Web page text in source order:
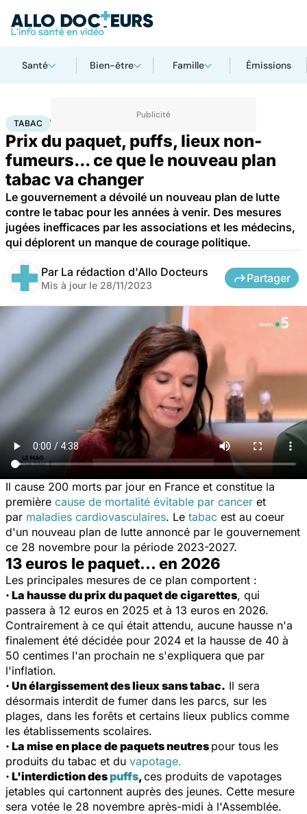
Santé Bien-être Famille Émissions
AccueilSanté Drogues et addictions
TABAC
Prix du paquet, puffs, lieux non-
fumeurs... ce que le nouveau plan
tabac va changer
Le gouvernement a dévoilé un nouveau plan de lutte
contre le tabac pour les années à venir. Des mesures
jugées inefficaces par les associations et les médecins,
qui déplorent un manque de courage politique.
Par La rédaction d'Allo Docteurs
Mis à jour le 28/11/2023
Partager
Il cause 200 morts par jour en France et constitue la
première cause de mortalité évitable par cancer et
par maladies cardiovasculaires. Le tabac est au coeur
d'un nouveau plan de lutte annoncé par le gouvernement
ce 28 novembre pour la période 2023-2027.
13 euros le paquet... en 2026
Les principales mesures de ce plan comportent :
· La hausse du prix du paquet de cigarettes, qui
passera à 12 euros en 2025 et à 13 euros en 2026.
Contrairement à ce qui était attendu, aucune hausse n'a
finalement été décidée pour 2024 et la hausse de 40 à
50 centimes l'an prochain ne s'expliquera que par
l'inflation.
· Un élargissement des lieux sans tabac. Il sera
désormais interdit de fumer dans les parcs, sur les
plages, dans les forêts et certains lieux publics comme
les établissements scolaires.
· La mise en place de paquets neutres pour tous les
produits du tabac et du vapotage.
· L'interdiction despuffs,ces produits de vapotages
jetables qui cartonnent auprès des jeunes. Cette mesure
sera votée le 28 novembre après-midi à l'Assemblée.